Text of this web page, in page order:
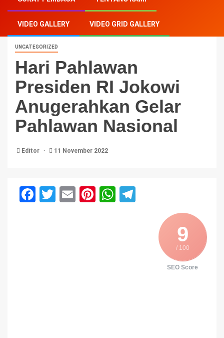
VIDEO GALLERY VIDEO GRID GALLERY
UNCATEGORIZED
Hari Pahlawan
Presiden RI Jokowi
Anugerahkan Gelar
Pahlawan Nasional
Editor 11 November 2022
Facebook
Twitter
EmailPinterest
WhatsApp
9
/ 100
SEO Score